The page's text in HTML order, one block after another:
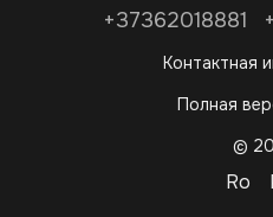
+37362018881
Контактная
Полная
©
Ro